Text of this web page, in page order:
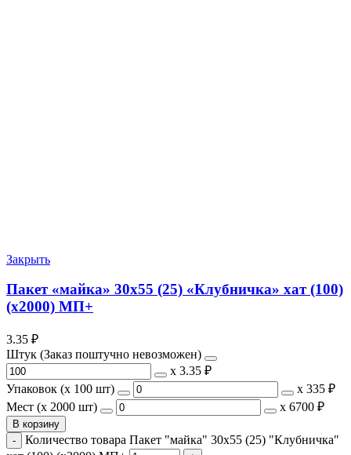
Закрыть
Пакет «майка» 30х55 (25) «Клубничка» хат (100)
(х2000) МП+
3.35 ₽
Штук (Заказ поштучно невозможен)
х 3.35 ₽
Упаковок (x 100 шт)
х 335 ₽
Мест (x 2000 шт)
х 6700 ₽
В корзину
Количество товара Пакет "майка" 30х55 (25) "Клубничка"